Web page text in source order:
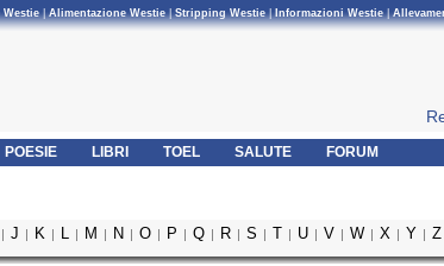
Westie|Alimentazione Westie|Stripping Westie| Informazioni Westie|
POESIE LIBRI TOEL SALUTE FORUM
| J | K | L | M | N | O | P | Q | R | S | T | U | V | W | X | Y | Z